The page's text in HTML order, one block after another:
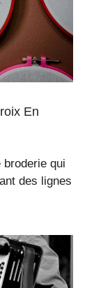
En
qui
des lignes